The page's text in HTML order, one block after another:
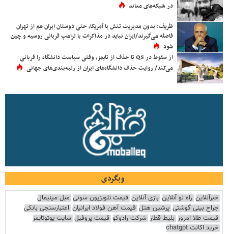
در شبکه‌های معاند
ظریف: بدون مدیریت تنش با آمریکا، حتی دوستان ایران هم از تهران
فاصله می‌گیرند/ایران نباید در مذاکرات با ترامپ قربانی روسیه و چین
شود
از سقوط در QS تا حذف از تایمز، وقتی سیاست دانشگاه را قربانی
می‌کند/ روایت حذف دانشگاه‌های ایران از رتبه‌بندی‌های جهانی
وبگردی
خبرآنلاین راه نو آنلاین بازی آنلاین قیمت تلویزیون سونی مبل مینیمال
جراح بینی گوشتی پرشین هتل قیمت آهن فولاد ایرانیان اعتبارسنجی بانکی
قیمت طلا امروز بلیط قطار شرکت رادوکو قیمت پروفیل سایت یوتوتایمز
خرید اکانت chatgpt